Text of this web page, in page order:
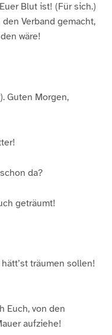
Blut ist! (Für sich.)
Verband gemacht,
wäre!
Guten Morgen,
da?
geträumt!
träumen sollen!
Euch, von den
aufziehe!